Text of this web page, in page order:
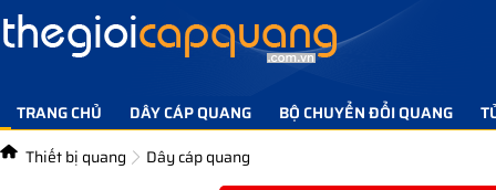
TRANG CHỦ DÂY CÁP QUANG BỘ CHUYỂN ĐỔI QUANG
TIN TỨC GIẢI PHÁP
LIÊN HỆ
Thiết bị quang Dây cáp quang